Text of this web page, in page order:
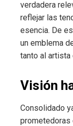
verdadera
reflejar las
esencia. De
un emblema
tanto al artista
Visión
Consolidado
prometedoras